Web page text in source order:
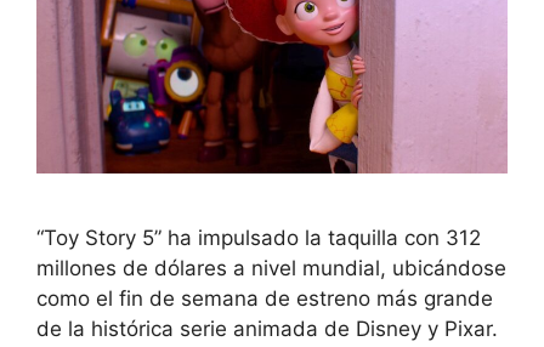
“Toy Story 5” ha impulsado la taquilla con 312
millones de dólares a nivel mundial, ubicándose
como el fin de semana de estreno más grande
de la histórica serie animada de Disney y Pixar.